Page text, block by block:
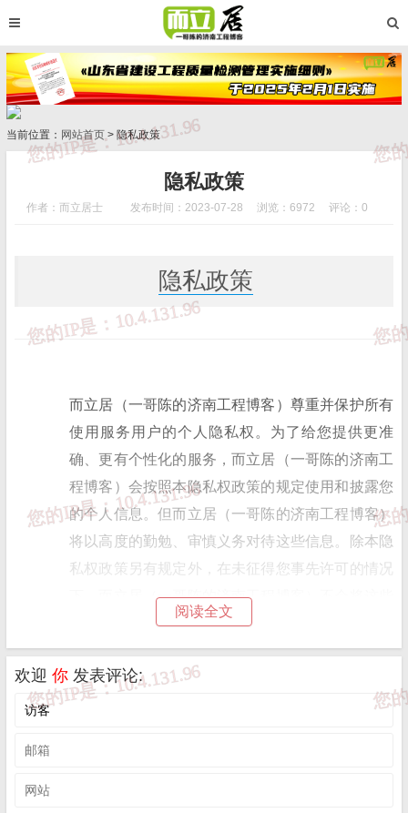
当前位置： 网站首页 > 隐私政策
隐私政策
作者：而立居士 发布时间：2023-07-28 浏览：6972 评论：0
隐私政策
而立居（一哥陈的济南工程博客）尊重并保护所有
使用服务用户的个人隐私权。为了给您提供更准
确、更有个性化的服务，而立居（一哥陈的济南工
程博客） 会按照本隐私权政策的规定使用和披露您
的个人信息。但而立居（一哥陈的济南工程博客）
将以高度的勤勉、审慎义务对待这些信息。除本隐
私权政策另有规定外，在未征得您事先许可的情况
而立居（一哥陈的济南工程博客）
信息对外披露或向第三方提供。
济南工程博客）会不时更新本隐私权政策。 您在同
意而立居（一哥陈的济南工程博客）
之时，即视为您已经同意本隐私权政策全部内容。
阅读全文
欢迎 你 发表评论: